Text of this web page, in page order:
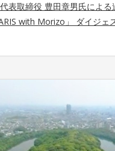
表取締役 豊田章男氏によ
with Morizo」 ダイジェ